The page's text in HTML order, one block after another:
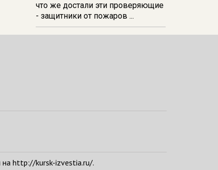
что же достали эти проверяющие
- защитники от пожаров ...
на http://kursk-izvestia.ru/.